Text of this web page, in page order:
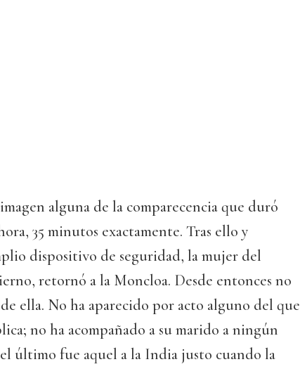
alguna de la comparecencia que duró
35 minutos exactamente. Tras ello y
dispositivo de seguridad, la mujer del
retornó a la Moncloa. Desde entonces no
ella. No ha aparecido por acto alguno del que
no ha acompañado a su marido a ningún
último fue aquel a la India justo cuando la